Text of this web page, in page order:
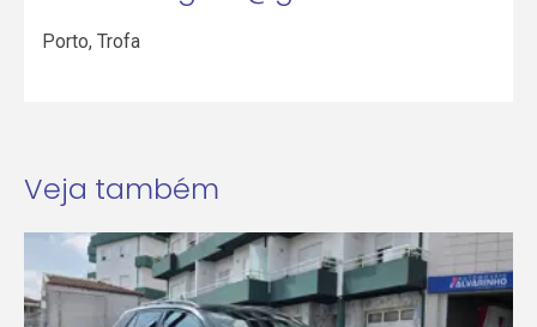
Porto,Trofa
Veja também